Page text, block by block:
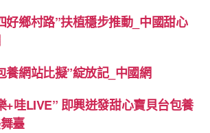
好鄉村路”扶植穩步推動_中國甜心
養網站比擬”綻放記_中國網
+哇LIVE” 即興迸發甜心寶貝台包養
臺